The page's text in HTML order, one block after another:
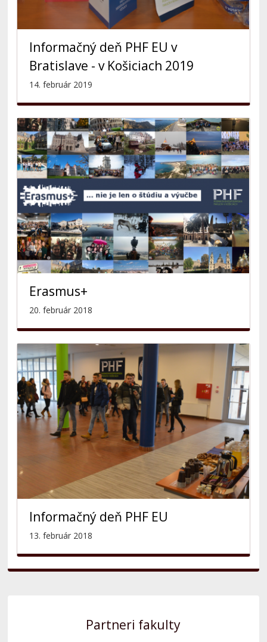
Informačný deň PHF EU v
Bratislave - v Košiciach 2019
14. február 2019
Erasmus+
20. február 2018
Informačný deň PHF EU
13. február 2018
Partneri fakulty